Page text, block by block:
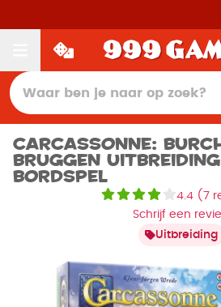
Carcassonne:
Bruggen
Bordspel
4.4( 7
Schrijf een
Uitbreiding